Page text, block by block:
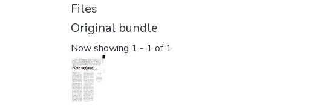
Files
Original bundle
Now showing 1 - 1 of 1